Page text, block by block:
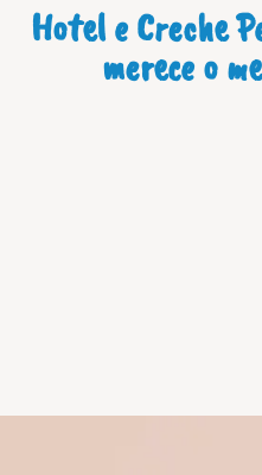
Hotel e Creche
merece o